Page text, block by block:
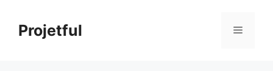
contenuProjetful Menu